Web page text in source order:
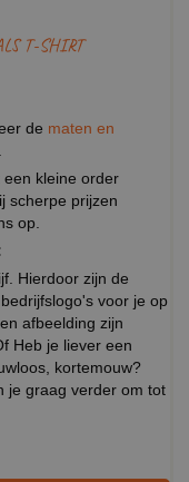
T-SHIRT
de maten en
kleine order
scherpe prijzen
op.
Hierdoor zijn de
voor je op
afbeelding zijn
Heb je liever een
kortemouw?
je graag verder om tot